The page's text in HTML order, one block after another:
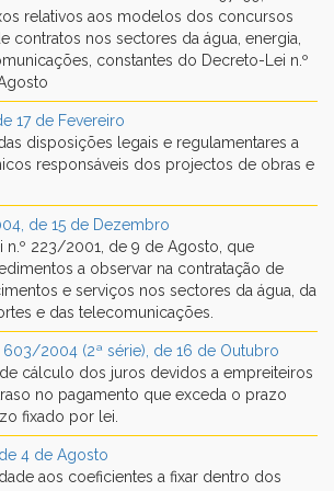
relativos aos modelos dos concursos
contratos nos sectores da água, energia,
constantes do Decreto-Lei n.º
17 de Fevereiro
disposições legais e regulamentares a
responsáveis dos projectos de obras e
de 15 de Dezembro
n.º 223/2001, de 9 de Agosto, que
a observar na contratação de
e serviços nos sectores da água, da
e das telecomunicações.
2004 (2ª série), de 16 de Outubro
cálculo dos juros devidos a empreiteiros
no pagamento que exceda o prazo
fixado por lei.
4 de Agosto
aos coeficientes a fixar dentro dos